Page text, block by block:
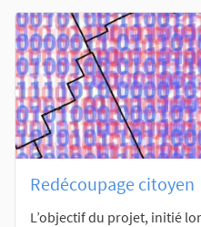
Redécoupage citoyen
L’objectif du projet, initié